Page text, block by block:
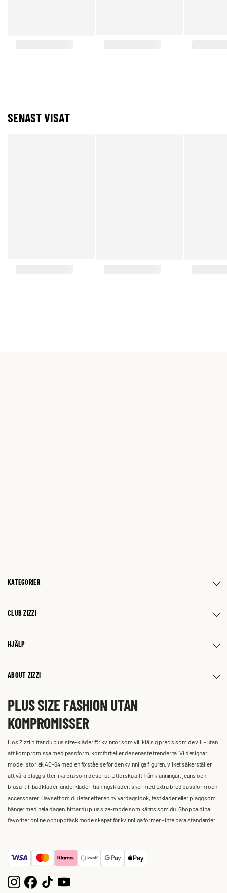
SENAST VISAT
KATEGORIER
CLUB ZIZZI
HJÄLP
ABOUT ZIZZI
PLUS SIZE FASHION UTAN
KOMPROMISSER
Hos Zizzi hittar du plus size-kläder för kvinnor som vill klä sig precis som de vill – utan
att kompromissa med passform, komfort eller de senaste trenderna. Vi designar
mode i storlek 40-64 med en förståelse för den kvinnliga figuren, vilket säkerställer
att våra plagg sitter lika bra som de ser ut. Utforska allt från klänningar, jeans och
blusar till badkläder, underkläder, träningskläder, skor med extra bred passform och
accessoarer. Oavsett om du letar efter en ny vardagslook, festkläder eller plagg som
hänger med hela dagen, hittar du plus size-mode som känns som du. Shoppa dina
favoriter online och upptäck mode skapat för kvinnliga former – inte bara standarder.